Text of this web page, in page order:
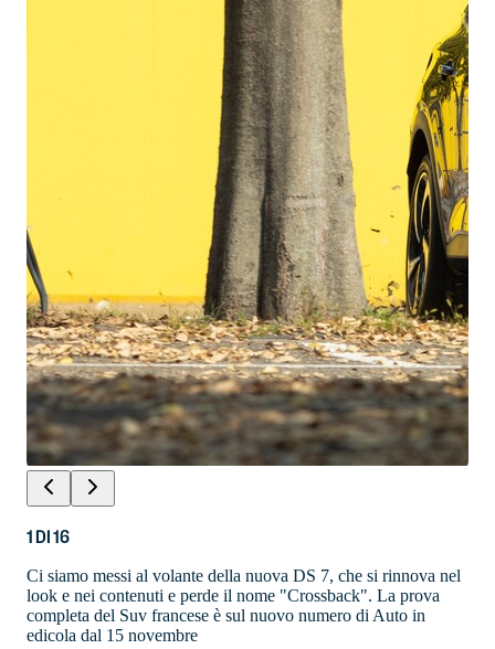
1DI16
Ci siamo messi al volante della nuova DS 7, che si rinnova nel
look e nei contenuti e perde il nome "Crossback". La prova
completa del Suv francese è sul nuovo numero di Auto in
edicola dal 15 novembre